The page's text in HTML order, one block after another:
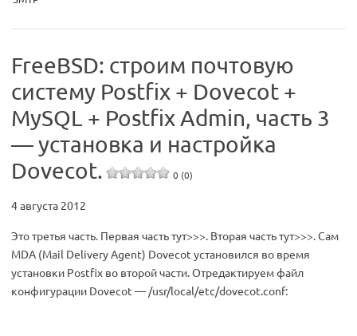
FreeBSD: строим почтовую
систему Postfix + Dovecot +
MySQL + Postfix Admin, часть 3
— установка и настройка
Dovecot.
0 (0)
4 августа 2012
Это третья часть. Первая часть тут>>>. Вторая часть тут>>>. Сам
MDA (Mail Delivery Agent) Dovecot установился во время
установки Postfix во второй части. Отредактируем файл
конфигурации Dovecot — /usr/local/etc/dovecot.conf: